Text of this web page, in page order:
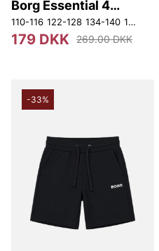
Borg Essential 4
Sweatshorts
110-116 122-128 134-140 146-152
179 DKK 269.00 DKK
-33%